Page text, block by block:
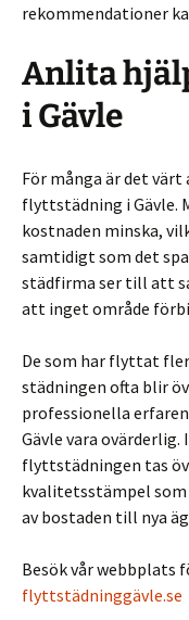
rekommendationer
Anlita
i Gävle
För många är det
flyttstädning i Gävle.
kostnaden minska,
samtidigt som det
städfirma ser till att
att inget område
De som har flyttat
städningen ofta blir
professionella
Gävle vara
flyttstädningen tas
kvalitetsstämpel
av bostaden till nya
Besök vår webbplats
flyttstädninggävle.se